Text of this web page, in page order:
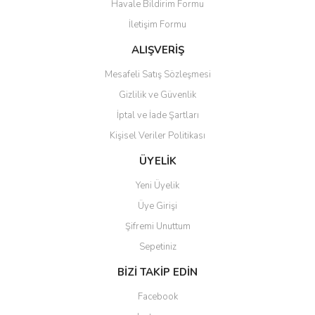
Ürün açıklamasında eksik bilgiler bulunuyor.
Ürün bilgilerinde hatalar bulunuyor.
Ürün fiyatı diğer sitelerden daha pahalı.
Gönder
Havale Bildirim Formu
İletişim Formu
ALIŞVERİŞ
Mesafeli Satış Sözleşmesi
Gizlilik ve Güvenlik
İptal ve İade Şartları
Kişisel Veriler Politikası
ÜYELİK
Yeni Üyelik
Üye Girişi
Şifremi Unuttum
Sepetiniz
BİZİ TAKİP EDİN
Facebook